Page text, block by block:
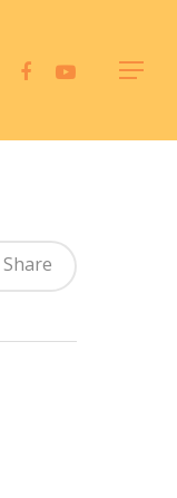
Share